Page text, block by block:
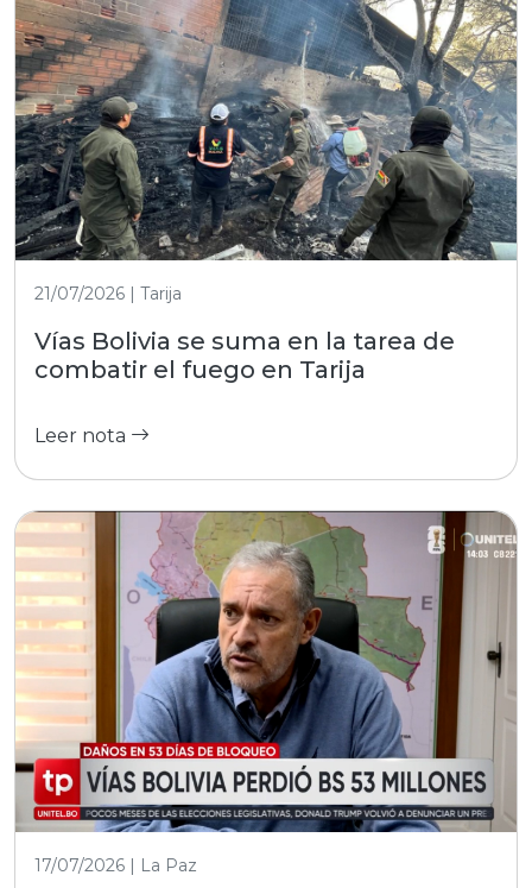
21/07/2026 | Tarija
Vías Bolivia se suma en la tarea de
combatir el fuego en Tarija
Leer nota
17/07/2026 | La Paz